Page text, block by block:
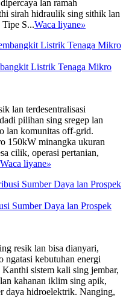
lan ramah
sirah hidraulik sing sithik lan
S...Waca liyane»
Listrik Tenaga Mikro
lan terdesentralisasi
pilihan sing sregep lan
lan komunitas off-grid.
150kW minangka ukuran
cilik, operasi pertanian,
Waca liyane»
Sumber Daya lan Prospek
resik lan bisa dianyari,
ngatasi kebutuhan energi
sistem kali sing jembar,
kahanan iklim sing apik,
daya hidroelektrik. Nanging,